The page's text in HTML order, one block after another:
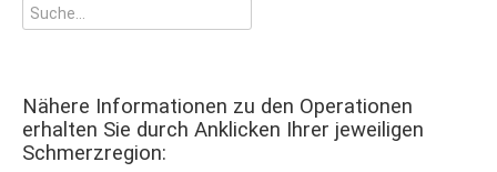
Nähere Informationen zu den Operationen
erhalten Sie durch Anklicken Ihrer jeweiligen
Schmerzregion: